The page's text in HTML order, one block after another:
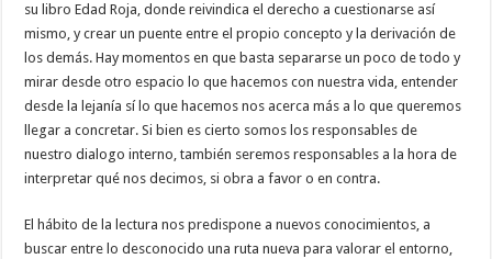
su libro Edad Roja, donde reivindica el derecho a cuestionarse así
mismo, y crear un puente entre el propio concepto y la derivación de
los demás. Hay momentos en que basta separarse un poco de todo y
mirar desde otro espacio lo que hacemos con nuestra vida, entender
desde la lejanía sí lo que hacemos nos acerca más a lo que queremos
llegar a concretar. Si bien es cierto somos los responsables de
nuestro dialogo interno, también seremos responsables a la hora de
interpretar qué nos decimos, si obra a favor o en contra.
El hábito de la lectura nos predispone a nuevos conocimientos, a
buscar entre lo desconocido una ruta nueva para valorar el entorno,